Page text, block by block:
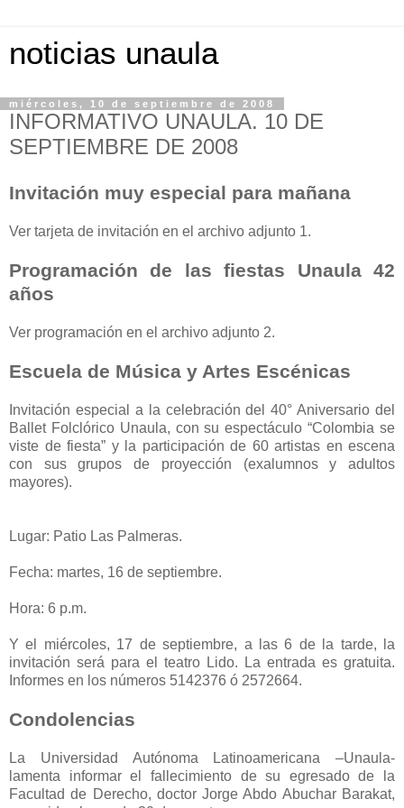
noticias unaula
miércoles, 10 de septiembre de 2008
INFORMATIVO UNAULA. 10 DE
SEPTIEMBRE DE 2008
Invitación muy especial para mañana
Ver tarjeta de invitación en el archivo adjunto 1.
Programación de las fiestas Unaula 42
años
Ver programación en el archivo adjunto 2.
Escuela de Música y Artes Escénicas
Invitación especial a la celebración del 40° Aniversario del
Ballet Folclórico Unaula, con su espectáculo “Colombia se
viste de fiesta” y la participación de 60 artistas en escena
con sus grupos de proyección (exalumnos y adultos
mayores).
Lugar: Patio Las Palmeras.
Fecha: martes, 16 de septiembre.
Hora: 6 p.m.
Y el miércoles, 17 de septiembre, a las 6 de la tarde, la
invitación será para el teatro Lido. La entrada es gratuita.
Informes en los números 5142376 ó 2572664.
Condolencias
La Universidad Autónoma Latinoamericana –Unaula-
lamenta informar el fallecimiento de su egresado de la
Facultad de Derecho, doctor Jorge Abdo Abuchar Barakat,